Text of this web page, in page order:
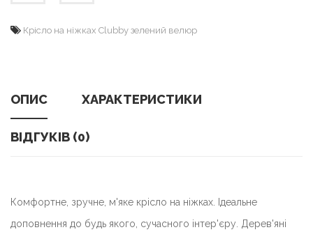
Крісло на ніжках Clubby зелений велюр
ОПИС ХАРАКТЕРИСТИКИ
ВІДГУКІВ (0)
Комфортне, зручне, м'яке крісло на ніжках. Ідеальне
доповнення до будь якого, сучасного інтер'єру. Дерев'яні